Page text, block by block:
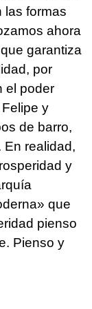
las formas
ahora
garantiza
por
el poder
y
de barro,
En realidad,
y
que
pienso
Pienso y